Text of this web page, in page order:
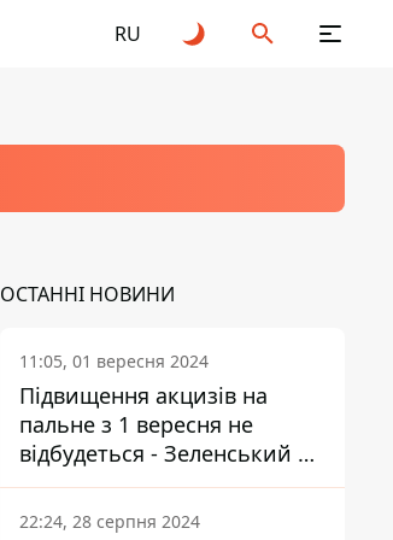
RU
ОСТАННІ НОВИНИ
11:05, 01 вересня 2024
Підвищення акцизів на
пальне з 1 вересня не
відбудеться - Зеленський не
підписав закон
22:24, 28 серпня 2024